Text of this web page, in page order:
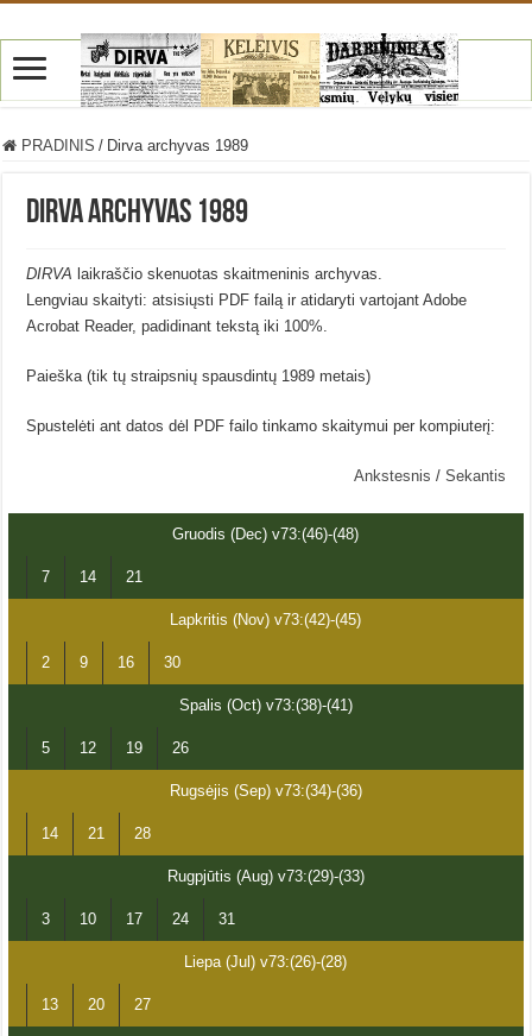
PRADINIS / Dirva archyvas 1989
Dirva archyvas 1989
DIRVA laikraščio skenuotas skaitmeninis archyvas.
Lengviau skaityti: atsisiųsti PDF failą ir atidaryti vartojant Adobe
Acrobat Reader, padidinant tekstą iki 100%.
Paieška (tik tų straipsnių spausdintų 1989 metais)
Spustelėti ant datos dėl PDF failo tinkamo skaitymui per kompiuterį:
Ankstesnis / Sekantis
Gruodis (Dec) v73:(46)-(48)
7 14 21
Lapkritis (Nov) v73:(42)-(45)
2 9 16 30
Spalis (Oct) v73:(38)-(41)
5 12 19 26
Rugsėjis (Sep) v73:(34)-(36)
14 21 28
Rugpjūtis (Aug) v73:(29)-(33)
3 10 17 24 31
Liepa (Jul) v73:(26)-(28)
13 20 27